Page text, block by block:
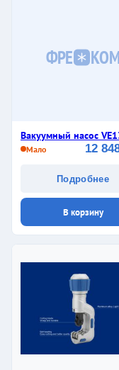
ФРЕ
Вакуумный насос
Мало 12
Подробнее
В корзину